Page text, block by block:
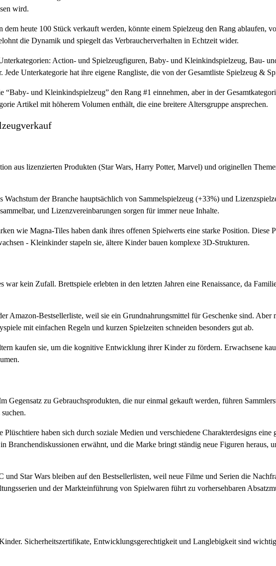
wird.
heute 100 Stück verkauft werden, könnte einem Spielzeug den Rang ablaufen,
die Dynamik und spiegelt das Verbraucherverhalten in Echtzeit wider.
Action- und Spielzeugfiguren, Baby- und Kleinkindspielzeug, Bau-
Unterkategorie hat ihre eigene Rangliste, die von der Gesamtliste Spielzeug &
und Kleinkindspielzeug” den Rang #1 einnehmen, aber in der
Artikel mit höherem Volumen enthält, die eine breitere Altersgruppe ansprechen.
aus lizenzierten Produkten (Star Wars, Harry Potter, Marvel) und originellen
der Branche hauptsächlich von Sammelspielzeug (+33%) und
und Lizenzvereinbarungen sorgen für immer neue Inhalte.
wie Magna-Tiles haben dank ihres offenen Spielwerts eine starke Position. Diese
- Kleinkinder stapeln sie, ältere Kinder bauen komplexe 3D-Strukturen.
kein Zufall. Brettspiele erlebten in den letzten Jahren eine Renaissance, da
Amazon-Bestsellerliste, weil sie ein Grundnahrungsmittel für Geschenke sind. Aber
mit einfachen Regeln und kurzen Spielzeiten schneiden besonders gut ab.
kaufen sie, um die kognitive Entwicklung ihrer Kinder zu fördern. Erwachsene
Gegensatz zu Gebrauchsprodukten, die nur einmal gekauft werden, führen
haben sich durch soziale Medien und verschiedene Charakterdesigns eine
Branchendiskussionen erwähnt, und die Marke bringt ständig neue Figuren heraus,
Star Wars bleiben auf den Bestsellerlisten, weil neue Filme und Serien die
und der Markteinführung von Spielwaren führt zu vorhersehbaren
Sicherheitszertifikate, Entwicklungsgerechtigkeit und Langlebigkeit sind